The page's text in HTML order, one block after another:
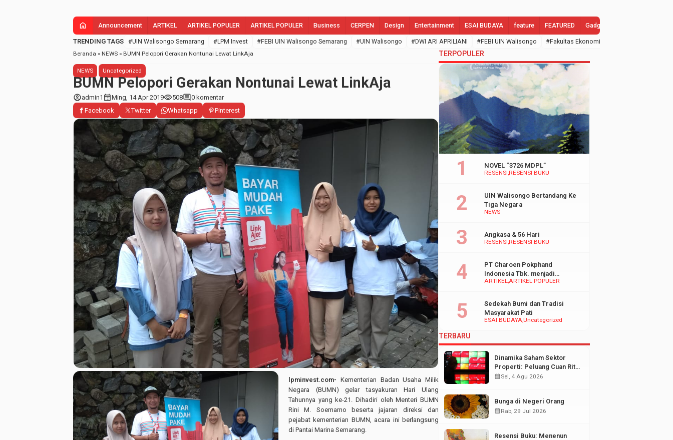
home Announcement ARTIKEL ARTIKEL POPULER ARTIKEL POPULER Business CERPEN Design Entertainment ESAI BUDAYA feature FEATURED Gadgets
TRENDING TAGS #UIN Walisongo Semarang #LPM Invest #FEBI UIN Walisongo Semarang #UIN Walisongo #DWI ARI APRILIANI #FEBI UIN Walisongo #Fakultas Ekonomi dan Bisnis Islam
Beranda » NEWS » BUMN Pelopori Gerakan Nontunai Lewat LinkAja
NEWS Uncategorized
BUMN Pelopori Gerakan Nontunai Lewat LinkAja
account_circleadmin1 calendar_monthMing, 14 Apr 2019visibility508comment0 komentar
Facebook
Twitter Whatsapp Pinterest
lpminvest.com- Kementerian Badan Usaha Milik
Negara (BUMN) gelar tasyakuran Hari Ulang
Tahunnya yang ke-21. Dihadiri oleh Menteri BUMN
Rini M. Soemarno beserta jajaran direksi dan
pejabat kementerian BUMN, acara ini berlangsung
di Pantai Marina Semarang.
TERPOPULER
RESENSI RESENSI BUKU
NOVEL “3726 MDPL”
NEWS
UIN Walisongo Bertandang Ke
Tiga Negara
RESENSI RESENSI BUKU
Angkasa & 56 Hari
ARTIKELARTIKEL POPULER
PT Charoen Pokphand
Indonesia Tbk. menjadi
inspirasi Bagi UMKM di
ESAI BUDAYAUncategorized
Sedekah Bumi dan Tradisi
Masyarakat Pati
TERBARU
Dinamika Saham Sektor
Properti: Peluang Cuan Ritel
di Tengah Fluktuasi Pasar
calendar_monthSel, 4 Agu 2026
Bunga di Negeri Orang
calendar_monthRab, 29 Jul 2026
Resensi Buku: Menenun